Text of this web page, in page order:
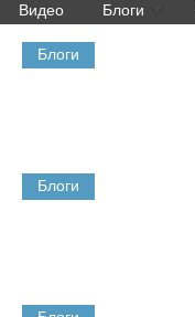
Видео Блоги
Блоги
Блоги